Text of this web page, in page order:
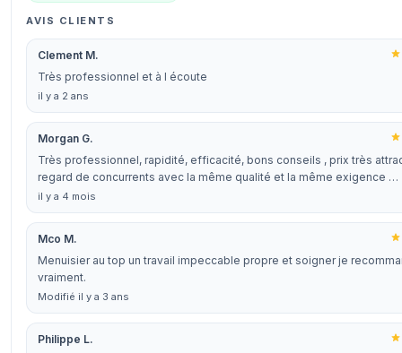
AVIS CLIENTS
Clement M.
Très professionnel et à l écoute
il y a 2 ans
Morgan G.
Très professionnel, rapidité, efficacité, bons conseils , prix très
regard de concurrents avec la même qualité et la même exigence …
il y a 4 mois
Mco M.
Menuisier au top un travail impeccable propre et soigner je
vraiment.
Modifié il y a 3 ans
Philippe L.